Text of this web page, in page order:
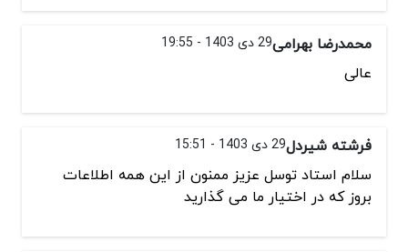
محمدرضا بهرامی29 دی 1403 - 19:55
عالی
فرشته شیردل29 دی 1403 - 15:51
سلام استاد توسل عزیز ممنون از این همه اطلاعات
بروز که در اختیار ما می گذارید